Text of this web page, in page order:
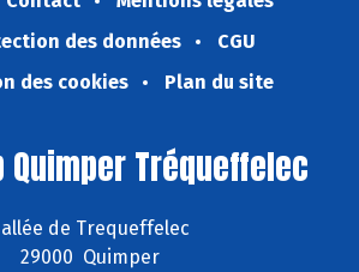
des données
CGU
des cookies
Plan du site
Quimper Tréqueffelec
de Trequeffelec
29000 Quimper